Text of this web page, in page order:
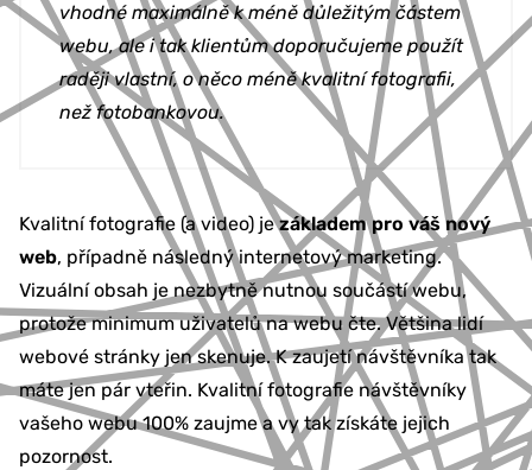
vhodné maximálně k méně důležitým částem
webu, ale i tak klientům doporučujeme použít
raději vlastní, o něco méně kvalitní fotografii,
než fotobankovou.
Kvalitní fotografie (a video) jezákladem pro váš nový
web, případně následný internetový marketing.
Vizuální obsah je nezbytně nutnou součástí webu,
protože minimum uživatelů na webu čte. Většina lidí
webové stránky jen skenuje. K zaujetí návštěvníka tak
máte jen pár vteřin. Kvalitní fotografie návštěvníky
vašeho webu 100% zaujme a vy tak získáte jejich
pozornost.